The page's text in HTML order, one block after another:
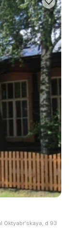
Oktyabrʹskaya, d 93